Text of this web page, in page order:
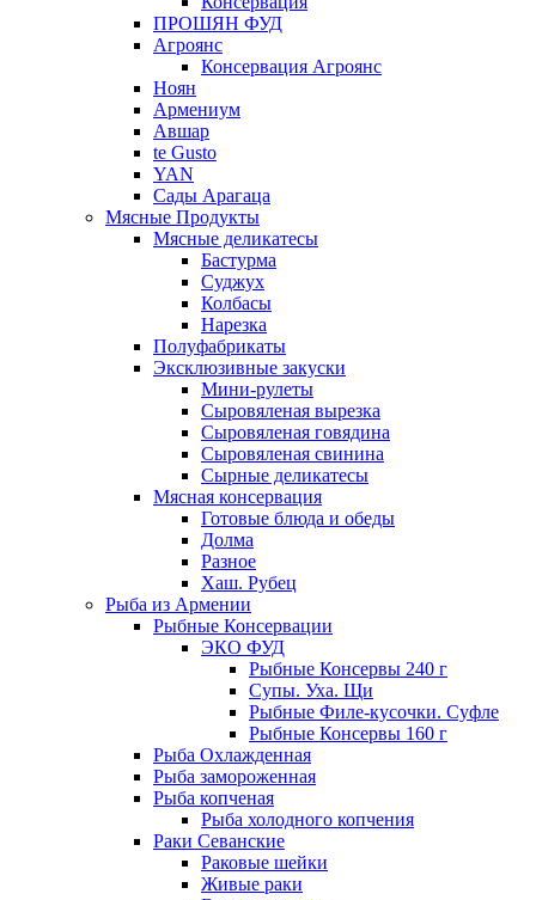
ПРОШЯН ФУД
Агроянс
Консервация Агроянс
Ноян
Армениум
Авшар
te Gusto
YAN
Сады Арагаца
Мясные Продукты
Мясные деликатесы
Бастурма
Суджух
Колбасы
Нарезка
Полуфабрикаты
Эксклюзивные закуски
Мини-рулеты
Сыровяленая вырезка
Сыровяленая говядина
Сыровяленая свинина
Сырные деликатесы
Мясная консервация
Готовые блюда и обеды
Долма
Разное
Хаш. Рубец
Рыба из Армении
Рыбные Консервации
ЭКО ФУД
Рыбные Консервы 240 г
Супы. Уха. Щи
Рыбные Филе-кусочки. Суфле
Рыбные Консервы 160 г
Рыба Охлажденная
Рыба замороженная
Рыба копченая
Рыба холодного копчения
Раки Севанские
Раковые шейки
Живые раки